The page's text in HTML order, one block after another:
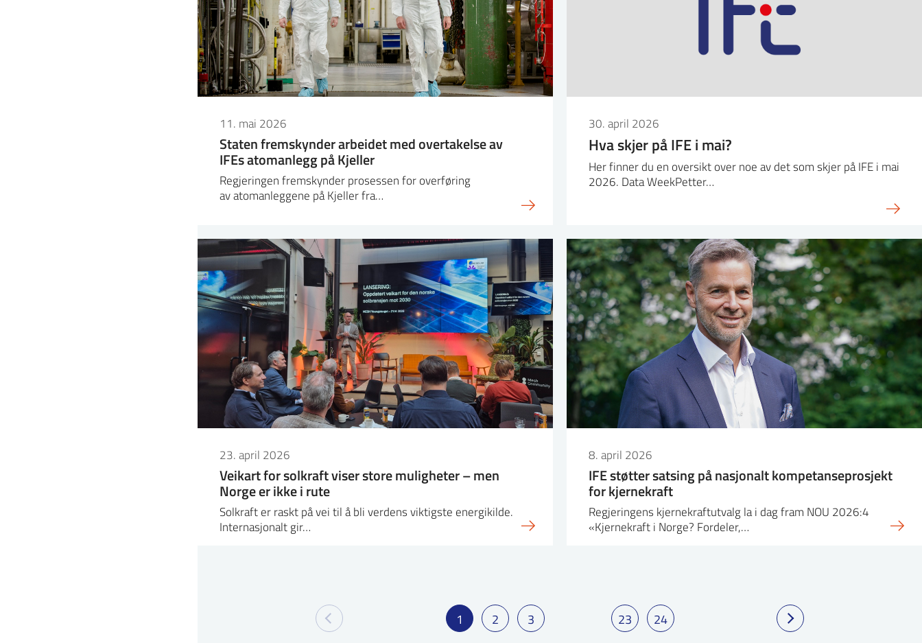
11. mai 2026
Staten fremskynder arbeidet med overtakelse av
IFEs atomanlegg på Kjeller
Regjeringen fremskynder prosessen for overføring
av atomanleggene på Kjeller fra…
30. april 2026
Hva skjer på IFE i mai?
Her finner du en oversikt over noe av det som skjer på IFE i mai
2026. Data WeekPetter…
23. april 2026
Veikart for solkraft viser store muligheter – men
Norge er ikke i rute
Solkraft er raskt på vei til å bli verdens viktigste energikilde.
Internasjonalt gir…
8. april 2026
IFE støtter satsing på nasjonalt kompetanseprosjekt
for kjernekraft
Regjeringens kjernekraftutvalg la i dag fram NOU 2026:4
«Kjernekraft i Norge? Fordeler,…
1 2 3 23 24